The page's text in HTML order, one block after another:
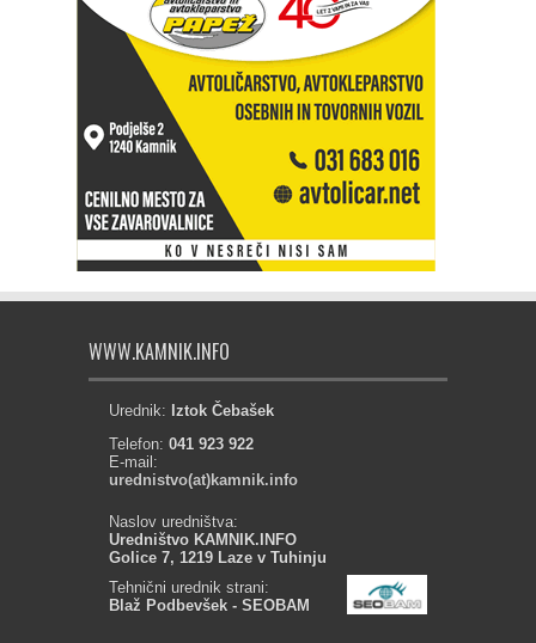
WWW.KAMNIK.INFO
Urednik: Iztok Čebašek
Telefon: 041 923 922
E-mail:
urednistvo(at)kamnik.info
Naslov uredništva:
Uredništvo KAMNIK.INFO
Golice 7, 1219 Laze v Tuhinju
Tehnični urednik strani:
Blaž Podbevšek - SEOBAM